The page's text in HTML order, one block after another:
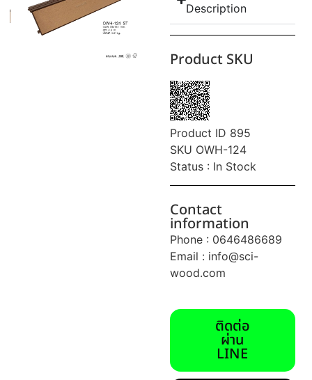
Description
Product SKU
Product ID 895
SKU OWH-124
Status : In Stock
Contact
information
Phone : 0646486689
Email : info@sci-
wood.com
ติดต่อ
ผ่าน
LINE